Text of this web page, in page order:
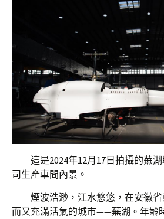
這是2024年12月17日拍攝的蕪
司生產車間內景。
煙波浩渺，江水悠悠，在安徽
而又充滿活氣的城市——蕪湖。年齡